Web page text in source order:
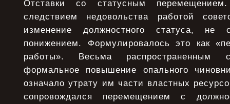
Отставки со статусным
следствием недовольства работой
изменение должностного статуса, не
понижением. Формулировалось это как
работы». Весьма
формальное повышение опального
означало утрату им части властных
сопровождался перемещением с